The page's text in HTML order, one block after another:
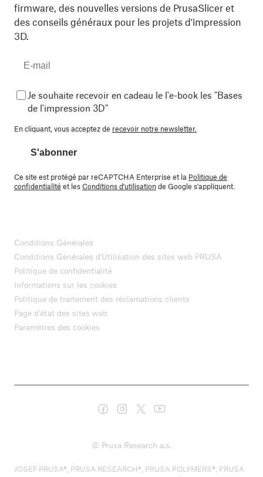
firmware, des nouvelles versions de PrusaSlicer et
des conseils généraux pour les projets d'impression
3D.
Je souhaite recevoir en cadeau le l'e-book les "Bases
de l'impression 3D"
En cliquant, vous acceptez de recevoir notre newsletter.
S'abonner
Ce site est protégé par reCAPTCHA Enterprise et la Politique de
confidentialité et lesConditions d'utilisationde Google s'appliquent.
Conditions Générales
Conditions Générales d'Utilisation des sites web PRUSA
Politique de confidentialité
Informations sur les cookies
Politique de traitement des réclamations clients
Page d'état des sites web
Paramètres des cookies
© Prusa Research a.s.
JOSEF PRUSA®, PRUSA RESEARCH®, PRUSA POLYMERS®, PRUSA